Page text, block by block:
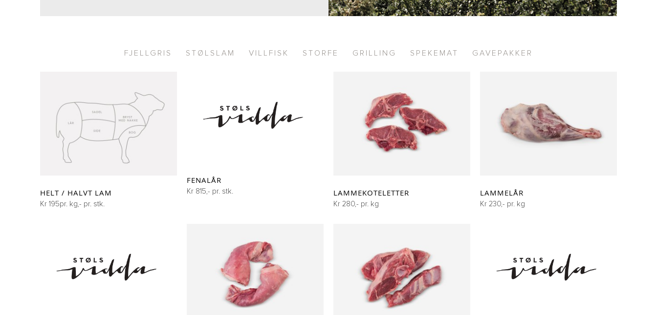
FJELLGRIS STØLSLAM VILLFISK STORFE GRILLING SPEKEMAT GAVEPAKKER
HELT / HALVT LAM
Kr 195pr. kg,- pr. stk.
FENALÅR
Kr 815,- pr. stk. LAMMEKOTELETTER
Kr 280,- pr. kg
LAMMELÅR
Kr 230,- pr. kg